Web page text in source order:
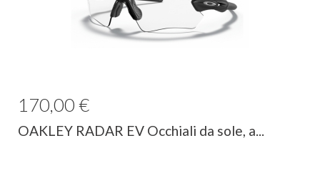
170,00 €
OAKLEY RADAR EV Occhiali da sole, a...